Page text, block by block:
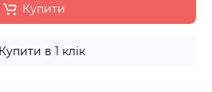
Купити
Купити в 1 клік